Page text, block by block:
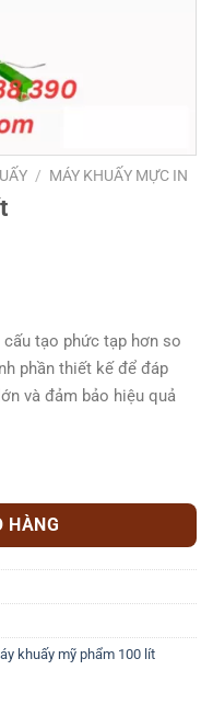
/ MÁY KHUẤY MỰC IN
tạo phức tạp hơn so
phần thiết kế để đáp
và đảm bảo hiệu quả
HÀNG
khuấy mỹ phẩm 100 lít